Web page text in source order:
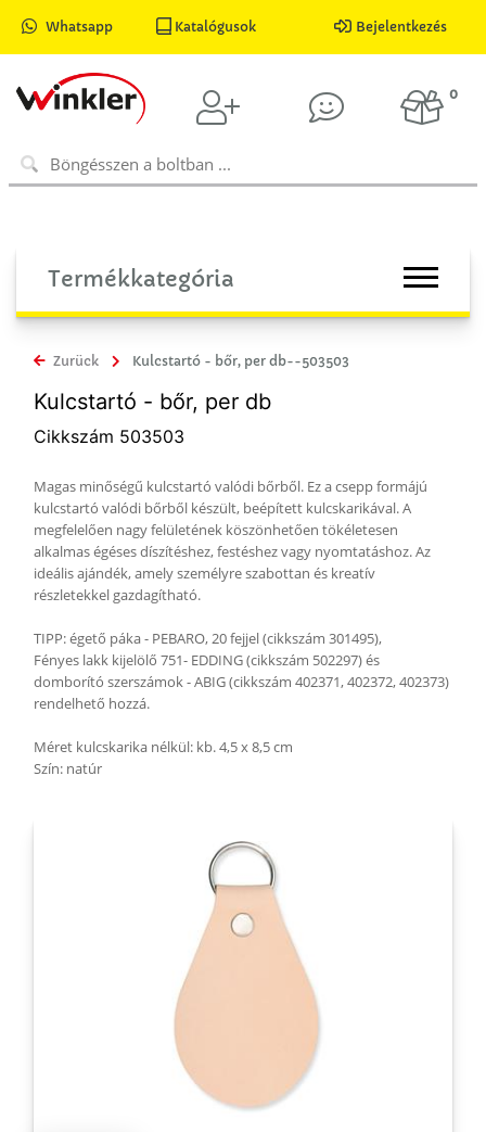
Whatsapp Katalógusok Bejelentkezés
0
Termékkategória
Zurück Kulcstartó - bőr, per db--503503
Kulcstartó - bőr, per db
Cikkszám 503503
Magas minőségű kulcstartó valódi bőrből. Ez a csepp formájú
kulcstartó valódi bőrből készült, beépített kulcskarikával. A
megfelelően nagy felületének köszönhetően tökéletesen
alkalmas égéses díszítéshez, festéshez vagy nyomtatáshoz. Az
ideális ajándék, amely személyre szabottan és kreatív
részletekkel gazdagítható.
TIPP: égető páka - PEBARO, 20 fejjel (cikkszám 301495),
Fényes lakk kijelölő 751- EDDING (cikkszám 502297) és
domborító szerszámok - ABIG (cikkszám 402371, 402372, 402373)
rendelhető hozzá.
Méret kulcskarika nélkül: kb. 4,5 x 8,5 cm
Szín: natúr